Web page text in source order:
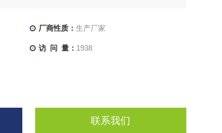
厂商性质： 生产厂家
访 问 量： 1938
联系我们